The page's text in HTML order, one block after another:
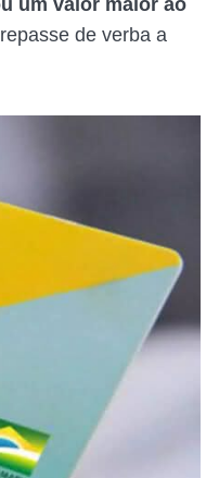
um valor maior ao
de verba a